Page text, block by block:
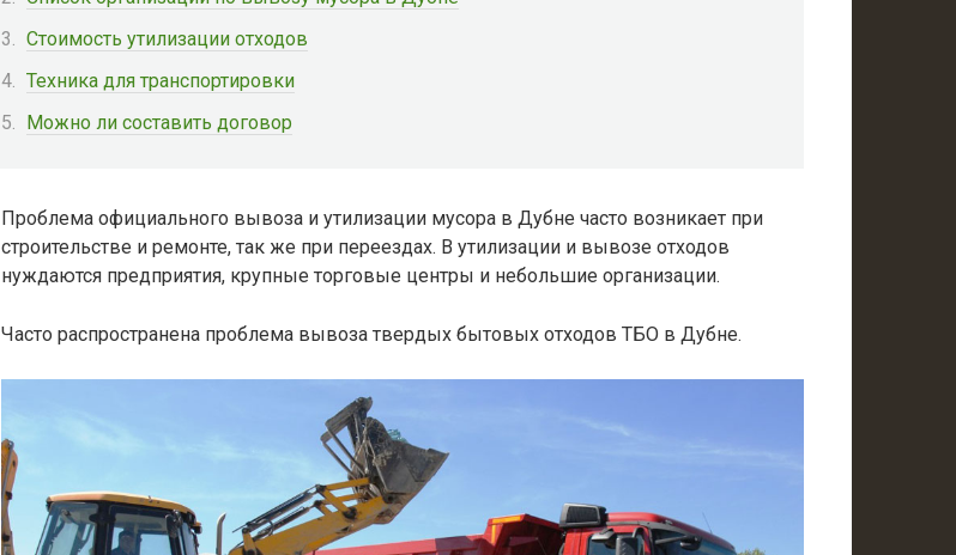
Стоимость утилизации отходов
Техника для транспортировки
Можно ли составить договор
Проблема официального вывоза и утилизации мусора в Дубне часто возникает при
строительстве и ремонте, так же при переездах. В утилизации и вывозе отходов
нуждаются предприятия, крупные торговые центры и небольшие организации.
Часто распространена проблема вывоза твердых бытовых отходов ТБО в Дубне.